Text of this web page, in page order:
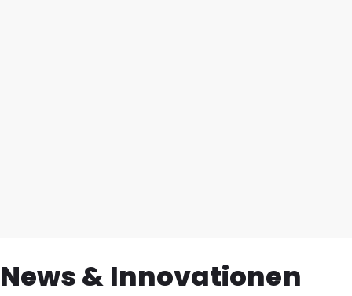
News & Innovationen